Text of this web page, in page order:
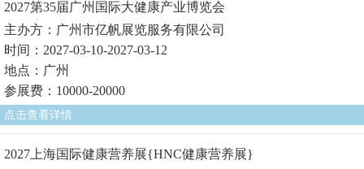
2027第35届广州国际大健康产业博览会
主办方：广州市亿帆展览服务有限公司
时间：2027-03-10-2027-03-12
地点：广州
参展费：10000-20000
点击查看详情
2027上海国际健康营养展{HNC健康营养展}